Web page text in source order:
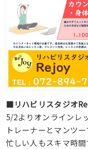
■リハビリスタジオ
5/2よりオンラインレ
トレーナーとマンツ
忙しい人もスキマ時